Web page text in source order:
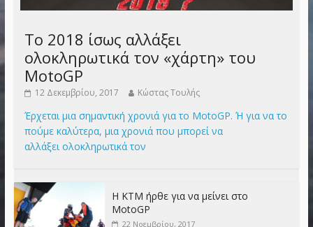
Το 2018 ίσως αλλάξει
ολοκληρωτικά τον «χάρτη» του
MotoGP
12 Δεκεμβρίου, 2017 Κώστας Τουλής
Έρχεται μια σημαντική χρονιά για το MotoGP. Ή για να το
πούμε καλύτερα, μια χρονιά που μπορεί να
αλλάξει ολοκληρωτικά τον
Η KTM ήρθε για να μείνει στο
MotoGP
22 Νοεμβρίου, 2017